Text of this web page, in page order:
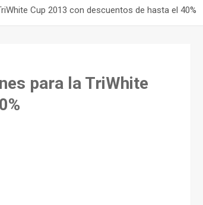
Cup 2013 con descuentos de hasta el 40%
para la TriWhite